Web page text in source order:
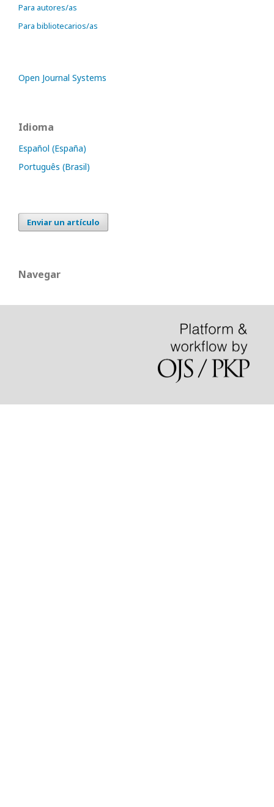
Para autores/as
Para bibliotecarios/as
Open Journal Systems
Idioma
Español (España)
Português (Brasil)
Enviar un artículo
Navegar